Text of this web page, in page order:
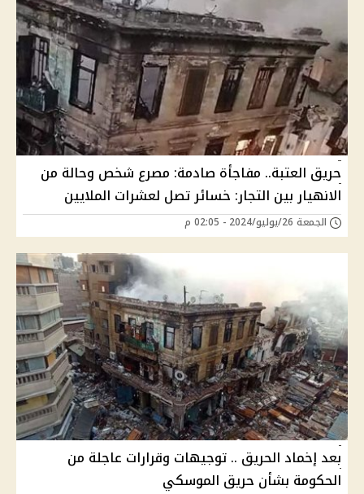
حريق العتبة.. مفاجأة صادمة: مصرع شخص وحالة من
الانهيار بين التجار: خسائر تصل لعشرات الملايين
الجمعة 26/يوليو/2024 - 02:05 م
بعد إخماد الحريق .. توجيهات وقرارات عاجلة من
الحكومة بشأن حريق الموسكي